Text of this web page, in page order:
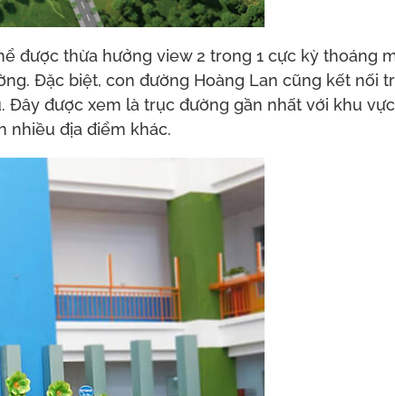
được thừa hưởng view 2 trong 1 cực kỳ thoáng
Đặc biệt, con đường Hoàng Lan cũng kết nối
được xem là trục đường gần nhất với khu
nhiều địa điểm khác.